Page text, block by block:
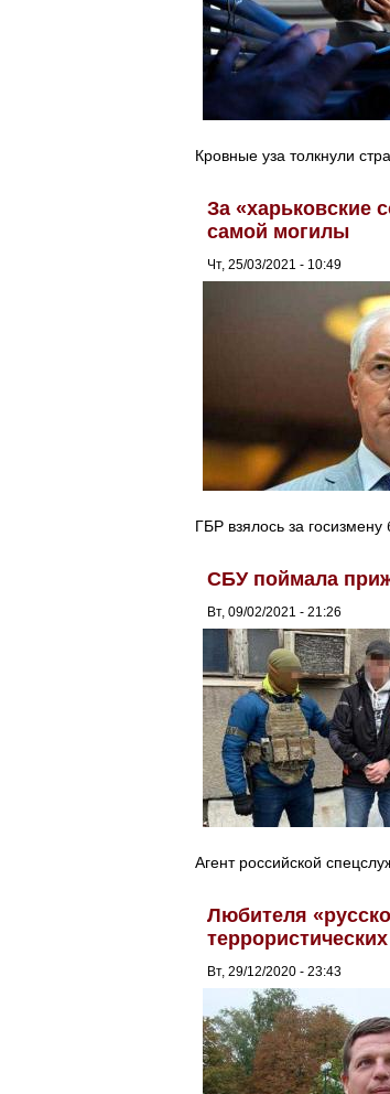
Кровные уза толкнули
За «харьковские
самой могилы
Чт, 25/03/2021 - 10:49
ГБР взялось за госизмену
СБУ поймала
Вт, 09/02/2021 - 21:26
Агент российской
Любителя
Вт, 29/12/2020 - 23:43